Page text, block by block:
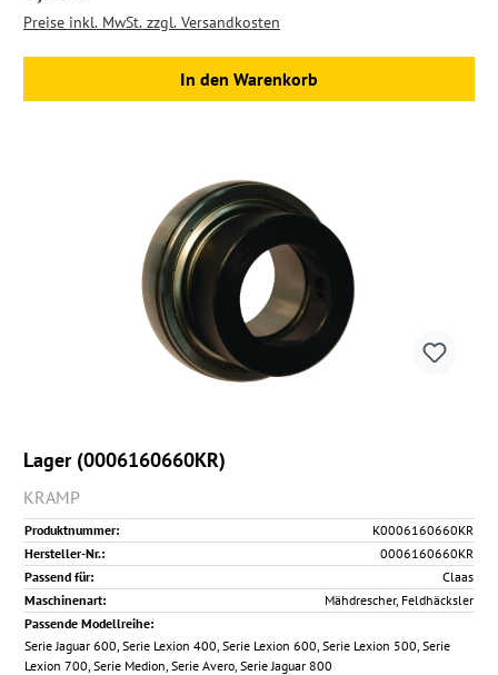
Preise inkl. MwSt. zzgl. Versandkosten
In den Warenkorb
Lager (0006160660KR)
KRAMP
Produktnummer:
K0006160660KR
Hersteller-Nr.:
0006160660KR
Passend für:
Claas
Maschinenart:
Mähdrescher, Feldhäcksler
Passende Modellreihe:
Serie Jaguar 600, Serie Lexion 400, Serie Lexion 600, Serie Lexion 500, Serie
Lexion 700, Serie Medion, Serie Avero, Serie Jaguar 800